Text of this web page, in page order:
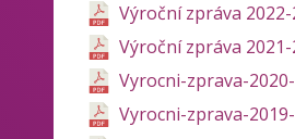
Výroční zpráva 2022-
Výroční zpráva 2021-
Vyrocni-zprava-
Vyrocni-zprava-